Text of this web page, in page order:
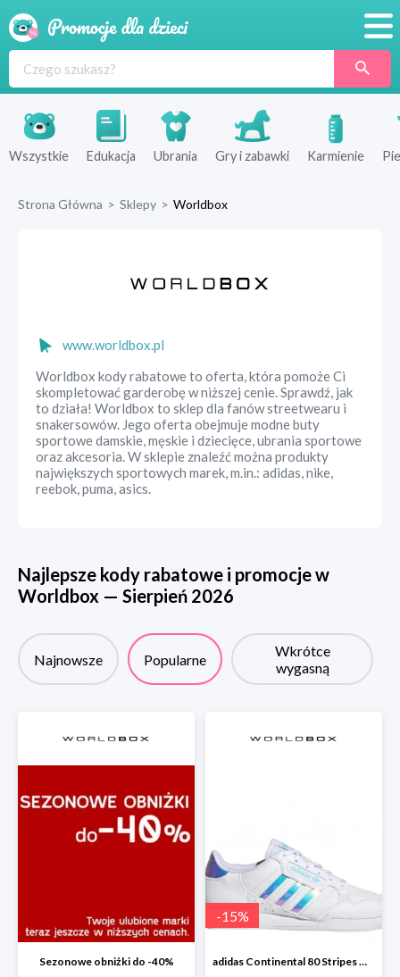
Produkty
Sklepy
Wszystkie Edukacja Ubrania Gry i zabawki Karmienie
Strona Główna > Sklepy > Worldbox
www.worldbox.pl
Worldbox kody rabatowe to oferta, która pomoże Ci
skompletować garderobę w niższej cenie. Sprawdź, jak
to działa! Worldbox to sklep dla fanów streetwearu i
snakersowów. Jego oferta obejmuje modne buty
sportowe damskie, męskie i dziecięce, ubrania sportowe
oraz akcesoria. W sklepie znaleźć można produkty
największych sportowych marek, m.in.: adidas, nike,
reebok, puma, asics.
Najlepsze kody rabatowe i promocje w
Worldbox — Sierpień 2026
Najnowsze Popularne
Wkrótce
wygasną
Sezonowe obniżki do -40%
-15%
adidas Continental 80 Stripes Młodzieżowe Białe